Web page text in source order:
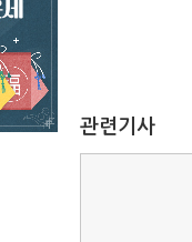
관련기사